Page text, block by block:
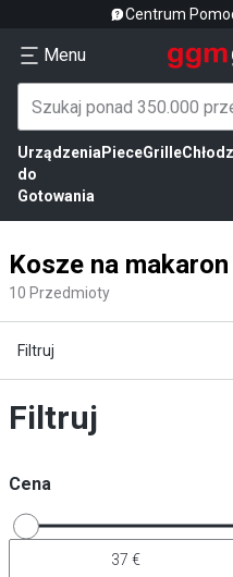
Centrum
Menu
Urządzenia
do
Gotowania
PieceGrille
Kosze na
10 Przedmioty
Filtruj
Filtruj
Cena